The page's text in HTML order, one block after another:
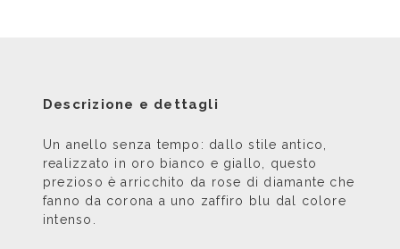
Descrizione e dettagli
Un anello senza tempo: dallo stile antico,
realizzato in oro bianco e giallo, questo
prezioso è arricchito da rose di diamante che
fanno da corona a uno zaffiro blu dal colore
intenso.